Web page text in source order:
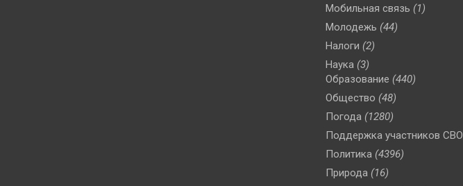
Мобильная связь (1)
Молодежь (44)
Налоги (2)
Наука (3)
Образование (440)
Общество (48)
Погода (1280)
Поддержка участников СВО
Политика (4396)
Природа (16)